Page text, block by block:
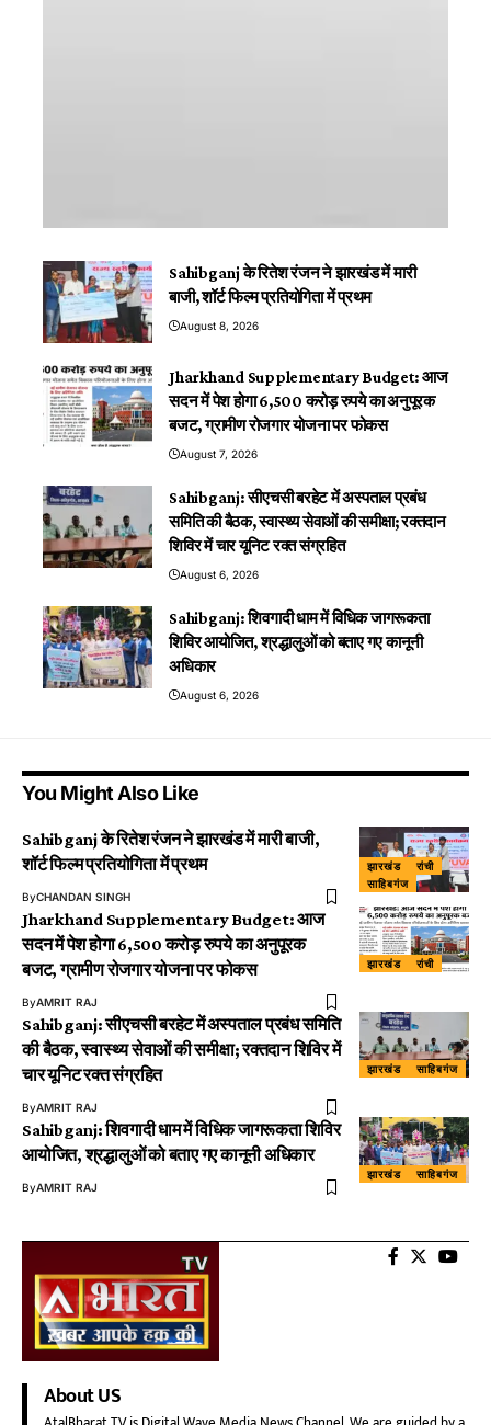
Sahibganj के रितेश रंजन ने झारखंड में मारी
बाजी, शॉर्ट फिल्म प्रतियोगिता में प्रथम
August 8, 2026
Jharkhand Supplementary Budget: आज
सदन में पेश होगा 6,500 करोड़ रुपये का अनुपूरक
बजट, ग्रामीण रोजगार योजना पर फोकस
August 7, 2026
Sahibganj: सीएचसी बरहेट में अस्पताल प्रबंध
समिति की बैठक, स्वास्थ्य सेवाओं की समीक्षा; रक्तदान
शिविर में चार यूनिट रक्त संग्रहित
August 6, 2026
Sahibganj: शिवगादी धाम में विधिक जागरूकता
शिविर आयोजित, श्रद्धालुओं को बताए गए कानूनी
अधिकार
August 6, 2026
You Might Also Like
झारखंड
रांची
साहिबगंज
Sahibganj के रितेश रंजन ने झारखंड में मारी बाजी,
शॉर्ट फिल्म प्रतियोगिता में प्रथम
ByCHANDAN SINGH
झारखंड रांची
Jharkhand Supplementary Budget: आज
सदन में पेश होगा 6,500 करोड़ रुपये का अनुपूरक
बजट, ग्रामीण रोजगार योजना पर फोकस
ByAMRIT RAJ
झारखंड साहिबगंज
Sahibganj: सीएचसी बरहेट में अस्पताल प्रबंध समिति
की बैठक, स्वास्थ्य सेवाओं की समीक्षा; रक्तदान शिविर में
चार यूनिट रक्त संग्रहित
ByAMRIT RAJ
झारखंड साहिबगंज
Sahibganj: शिवगादी धाम में विधिक जागरूकता शिविर
आयोजित, श्रद्धालुओं को बताए गए कानूनी अधिकार
ByAMRIT RAJ
About US